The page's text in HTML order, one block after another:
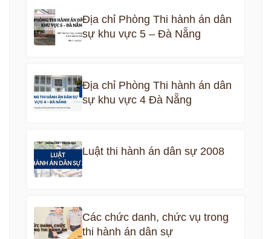
Địa chỉ Phòng Thi hành án dân
sự khu vực 5 – Đà Nẵng
Địa chỉ Phòng Thi hành án dân
sự khu vực 4 Đà Nẵng
Luật thi hành án dân sự 2008
Các chức danh, chức vụ trong
thi hành án dân sự